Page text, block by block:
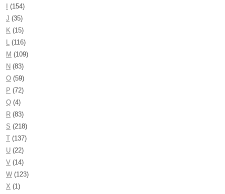
(154)
J (35)
K (15)
L (116)
M (109)
N (83)
O (59)
P (72)
Q (4)
R (83)
S (218)
T (137)
U (22)
V (14)
W (123)
X (1)